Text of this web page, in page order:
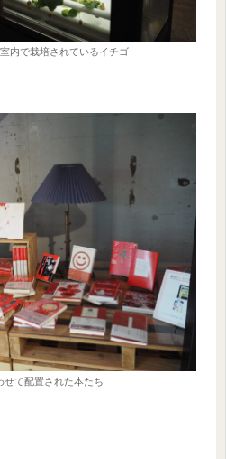
内で栽培されているイチゴ
せて配置された本たち